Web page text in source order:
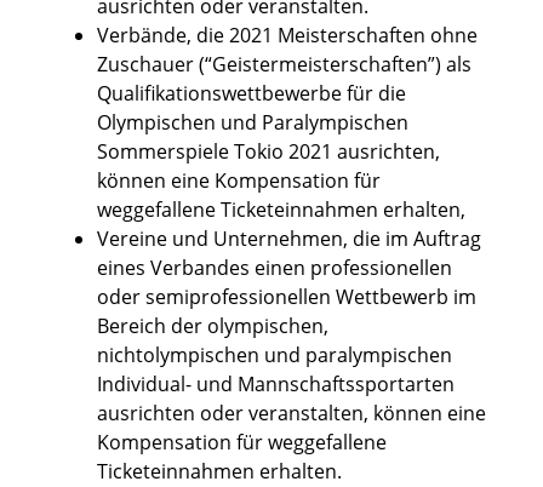
ausrichten oder veranstalten.
Verbände, die 2021 Meisterschaften ohne
Zuschauer (“Geistermeisterschaften”) als
Qualifikationswettbewerbe für die
Olympischen und Paralympischen
Sommerspiele Tokio 2021 ausrichten,
können eine Kompensation für
weggefallene Ticketeinnahmen erhalten,
Vereine und Unternehmen, die im Auftrag
eines Verbandes einen professionellen
oder semiprofessionellen Wettbewerb im
Bereich der olympischen,
nichtolympischen und paralympischen
Individual- und Mannschaftssportarten
ausrichten oder veranstalten, können eine
Kompensation für weggefallene
Ticketeinnahmen erhalten.